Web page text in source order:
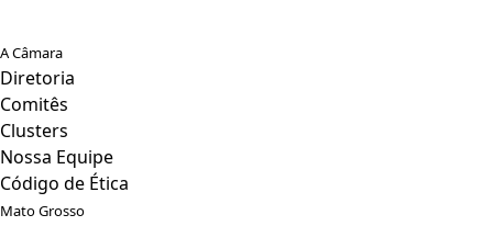
A Câmara
Diretoria
Comitês
Clusters
Nossa Equipe
Código de Ética
Mato Grosso